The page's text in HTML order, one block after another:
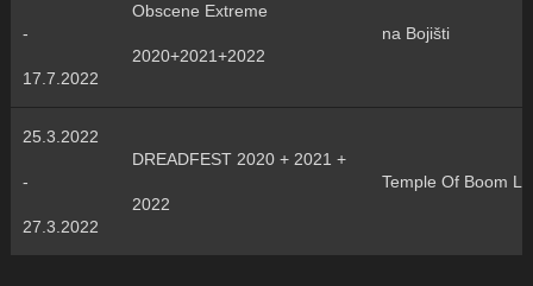
-
17.7.2022
Obscene Extreme
2020+2021+2022
na Bojišti
25.3.2022
-
27.3.2022
DREADFEST 2020 + 2021 +
2022
Temple Of Boom